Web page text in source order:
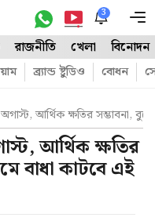
3
রাজনীতি খেলা বিনোদন
ব্র্যান্ড ষ্টুডিও বোধন
আর্থিক ক্ষতির সম্ভাবনা,
আর্থিক ক্ষতির
বাধা কাটবে এই